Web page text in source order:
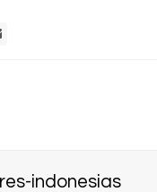
indonesias